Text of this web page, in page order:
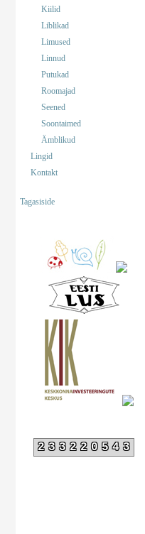
Kiilid
Liblikad
Limused
Linnud
Putukad
Roomajad
Seened
Soontaimed
Ämblikud
Lingid
Kontakt
Tagasiside
233220543